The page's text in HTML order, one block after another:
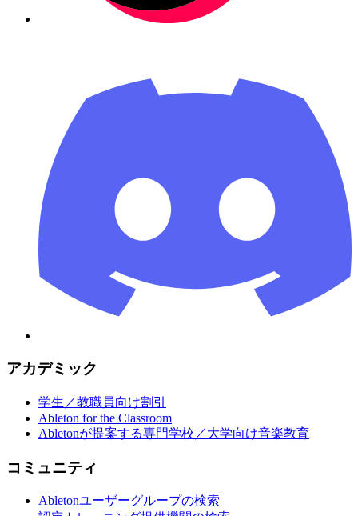
アカデミック
学生／教職員向け割引
Ableton for the Classroom
Abletonが提案する専門学校／大学向け音楽教育
コミュニティ
Abletonユーザーグループの検索